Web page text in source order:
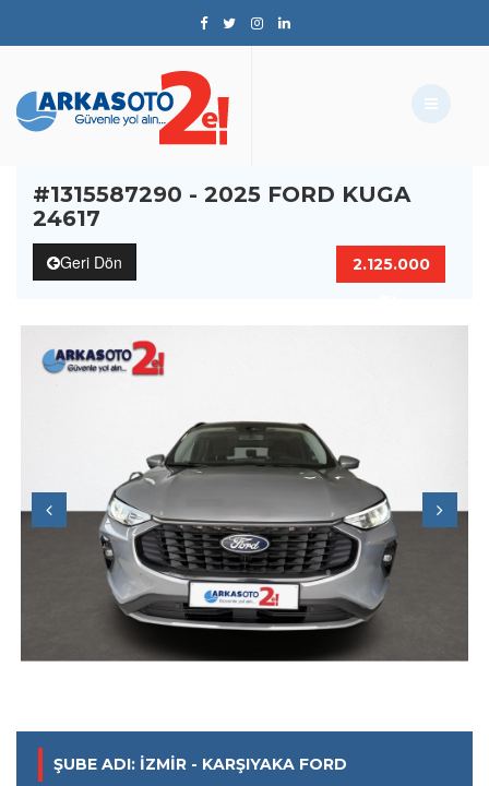
#1315587290 - 2025 FORD KUGA
24617
Geri Dön
2.125.000
ŞUBE ADI: İZMIR - KARŞIYAKA FORD